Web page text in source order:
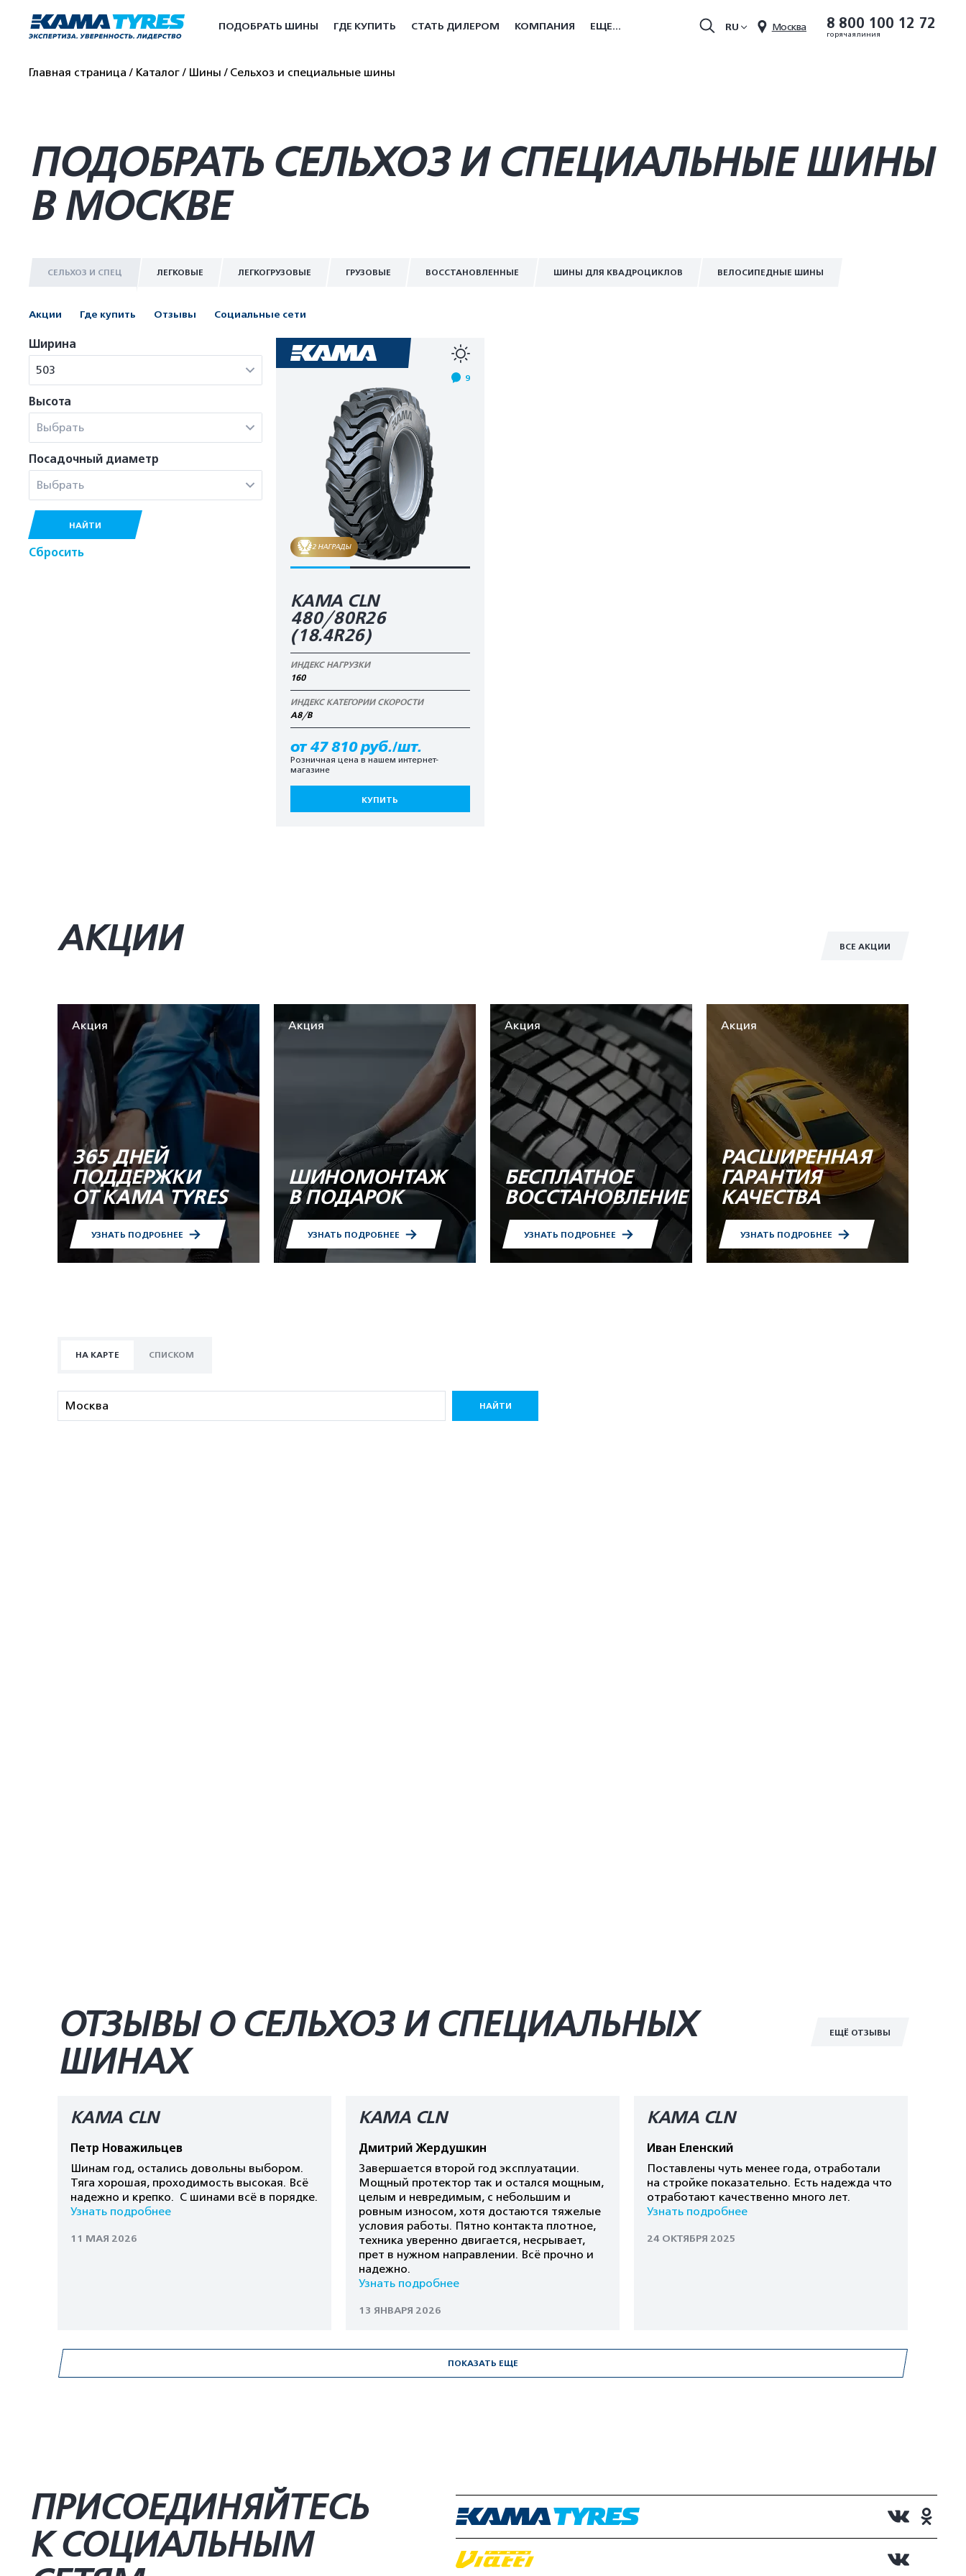
8 800 100 12 72
горячая линия
Москва
RU
ПОДОБРАТЬ ШИНЫ ГДЕ КУПИТЬ СТАТЬ ДИЛЕРОМ КОМПАНИЯ ЕЩЕ...
Главная страница Каталог Шины Сельхоз и специальные шины
ПОДОБРАТЬ СЕЛЬХОЗ И СПЕЦИАЛЬНЫЕ ШИНЫ
В МОСКВЕ
СЕЛЬХОЗ И СПЕЦ ЛЕГКОВЫЕ ЛЕГКОГРУЗОВЫЕ ГРУЗОВЫЕ ВОССТАНОВЛЕННЫЕ ШИНЫ ДЛЯ КВАДРОЦИКЛОВ ВЕЛОСИПЕДНЫЕ ШИНЫ
Акции Где купить Отзывы Социальные сети
Ширина
503
Высота
Выбрать
Посадочный диаметр
Выбрать
НАЙТИ
Сбросить
9
2 НАГРАДЫ
KAMA CLN
480/80R26
(18.4R26)
ИНДЕКС НАГРУЗКИ
160
ИНДЕКС КАТЕГОРИИ СКОРОСТИ
A8/B
от 47 810 руб./шт.
Розничная цена в нашем интернет-
магазине
КУПИТЬ
ВСЕ АКЦИИ
АКЦИИ
Акция
365 ДНЕЙ
ПОДДЕРЖКИ
ОТ KAMA TYRES
УЗНАТЬ ПОДРОБНЕЕ
Акция
ШИНОМОНТАЖ
В ПОДАРОК
УЗНАТЬ ПОДРОБНЕЕ
Акция
БЕСПЛАТНОЕ
ВОССТАНОВЛЕНИЕ
УЗНАТЬ ПОДРОБНЕЕ
Акция
РАСШИРЕННАЯ
ГАРАНТИЯ
КАЧЕСТВА
УЗНАТЬ ПОДРОБНЕЕ
НА КАРТЕ СПИСКОМ
НАЙТИ
ЕЩЁ ОТЗЫВЫ
ОТЗЫВЫ О СЕЛЬХОЗ И СПЕЦИАЛЬНЫХ
ШИНАХ
KAMA CLN
Петр Новажильцев
Шинам год, остались довольны выбором.
Тяга хорошая, проходимость высокая. Всё
надежно и крепко. С шинами всё в порядке.
Узнать подробнее
11 МАЯ 2026
KAMA CLN
Дмитрий Жердушкин
Завершается второй год эксплуатации.
Мощный протектор так и остался мощным,
целым и невредимым, с небольшим и
ровным износом, хотя достаются тяжелые
условия работы. Пятно контакта плотное,
техника уверенно двигается, несрывает,
прет в нужном направлении. Всё прочно и
надежно.
Узнать подробнее
13 ЯНВАРЯ 2026
KAMA CLN
Иван Еленский
Поставлены чуть менее года, отработали
на стройке показательно. Есть надежда что
отработают качественно много лет.
Узнать подробнее
24 ОКТЯБРЯ 2025
ПОКАЗАТЬ ЕЩЕ
ПРИСОЕДИНЯЙТЕСЬ
К СОЦИАЛЬНЫМ